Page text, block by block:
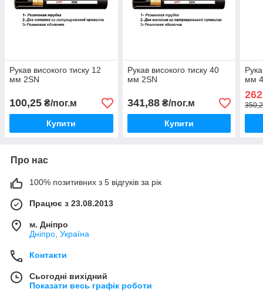
Рукав високого тиску 12
мм 2SN
100,25 ₴/пог.м
Купити
Рукав високого тиску 40
мм 2SN
341,88₴/пог.м
Купити
мм
Про нас
100% позитивних з 5 відгуків за рік
Працює з 23.08.2013
м. Дніпро
Дніпро, Україна
Контакти
Сьогодні вихідний
Показати весь графік роботи